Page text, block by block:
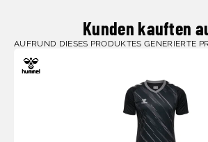
Kunden kauften
AUFRUND DIESES PRODUKTES GENERIERTE